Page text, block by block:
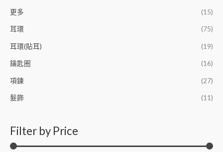
更多 (15)
耳環 (75)
耳環(貼耳) (19)
鑰匙圈 (16)
項鍊 (27)
髮飾 (11)
Filter by Price